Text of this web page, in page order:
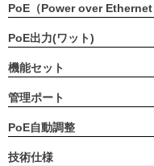
PoE（Power over Ethernet
PoE出力(ワット)
機能セット
管理ポート
PoE自動調整
技術仕様